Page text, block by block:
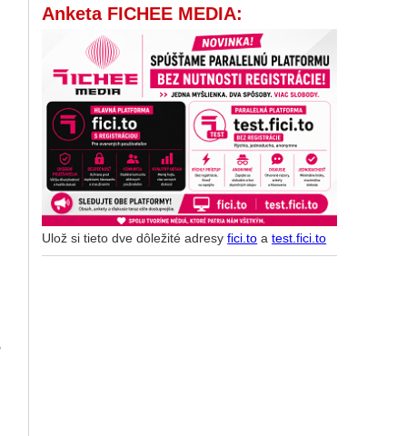
Anketa FICHEE MEDIA:
Ulož si tieto dve dôležité adresyfici.to atest.fici.to